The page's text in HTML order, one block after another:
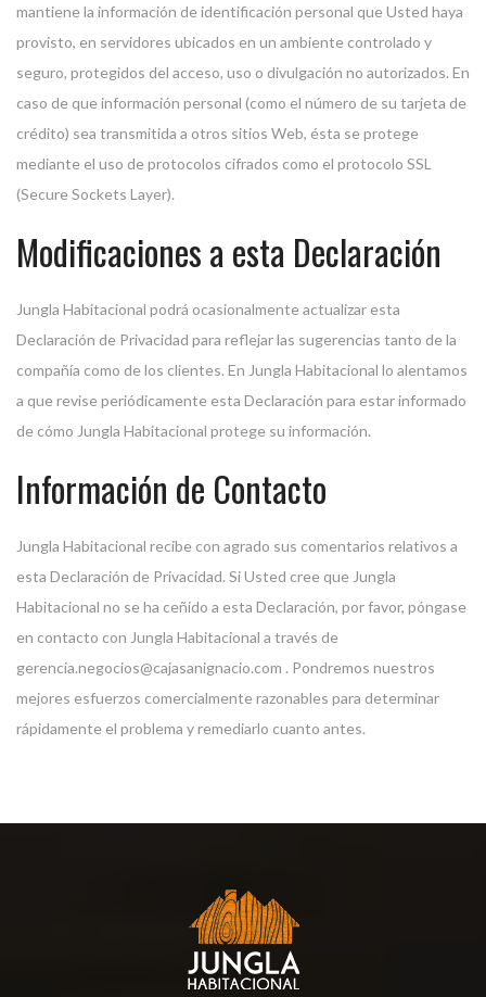
mantiene la información de identificación personal que Usted haya
provisto, en servidores ubicados en un ambiente controlado y
seguro, protegidos del acceso, uso o divulgación no autorizados. En
caso de que información personal (como el número de su tarjeta de
crédito) sea transmitida a otros sitios Web, ésta se protege
mediante el uso de protocolos cifrados como el protocolo SSL
(Secure Sockets Layer).
Modificaciones a esta Declaración
Jungla Habitacional podrá ocasionalmente actualizar esta
Declaración de Privacidad para reflejar las sugerencias tanto de la
compañía como de los clientes. En Jungla Habitacional lo alentamos
a que revise periódicamente esta Declaración para estar informado
de cómo Jungla Habitacional protege su información.
Información de Contacto
Jungla Habitacional recibe con agrado sus comentarios relativos a
esta Declaración de Privacidad. Si Usted cree que Jungla
Habitacional no se ha ceñido a esta Declaración, por favor, póngase
en contacto con Jungla Habitacional a través de
gerencia.negocios@cajasanignacio.com . Pondremos nuestros
mejores esfuerzos comercialmente razonables para determinar
rápidamente el problema y remediarlo cuanto antes.